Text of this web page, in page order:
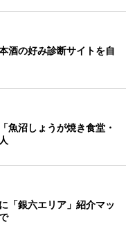
酒の好み診断サイトを自
魚沼しょうが焼き食堂・
「銀六エリア」紹介マッ